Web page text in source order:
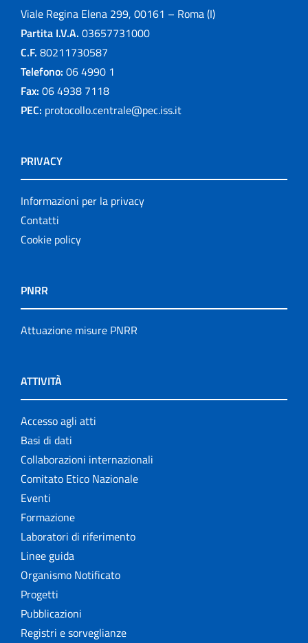
Viale Regina Elena 299, 00161 – Roma (I)
Partita I.V.A. 03657731000
C.F. 80211730587
Telefono: 06 4990 1
Fax: 06 4938 7118
PEC: protocollo.centrale@pec.iss.it
PRIVACY
Informazioni per la privacy
Contatti
Cookie policy
PNRR
Attuazione misure PNRR
ATTIVITÀ
Accesso agli atti
Basi di dati
Collaborazioni internazionali
Comitato Etico Nazionale
Eventi
Formazione
Laboratori di riferimento
Linee guida
Organismo Notificato
Progetti
Pubblicazioni
Registri e sorveglianze